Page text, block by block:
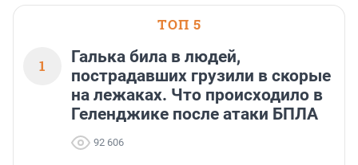
ТОП 5
1
Галька била в людей,
пострадавших грузили в скорые
на лежаках. Что происходило в
Геленджике после атаки БПЛА
92 606